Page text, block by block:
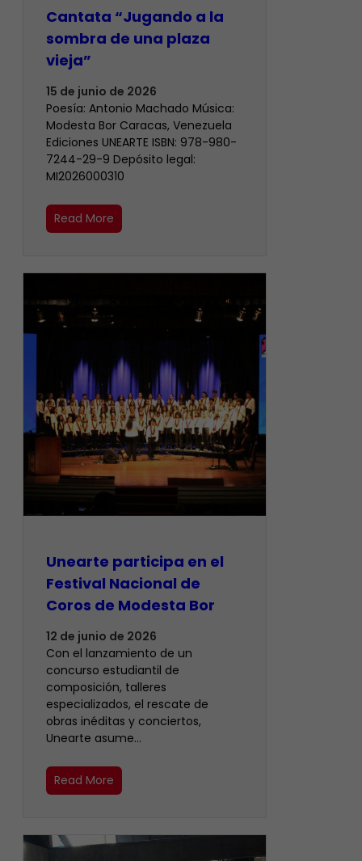
Cantata “Jugando a la
sombra de una plaza
vieja”
15 de junio de 2026
Poesía: Antonio Machado Música:
Modesta Bor Caracas, Venezuela
Ediciones UNEARTE ISBN: 978-980-
7244-29-9 Depósito legal:
MI2026000310
Read More
Unearte participa en el
Festival Nacional de
Coros de Modesta Bor
12 de junio de 2026
​Con el lanzamiento de un
concurso estudiantil de
composición, talleres
especializados, el rescate de
obras inéditas y conciertos,
Unearte asume…
Read More